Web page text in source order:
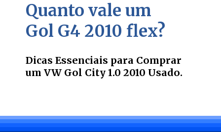
Quanto vale um
Gol G4 2010 flex?
Dicas Essenciais para Comprar
um VW Gol City 1.0 2010 Usado.